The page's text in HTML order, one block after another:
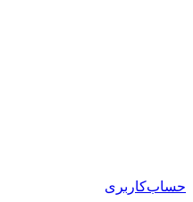
حساب‌کاربری